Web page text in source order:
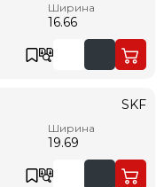
Ширина
16.66
Ширина
19.69
SKF